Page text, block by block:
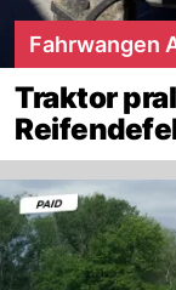
Fahrwangen
Traktor